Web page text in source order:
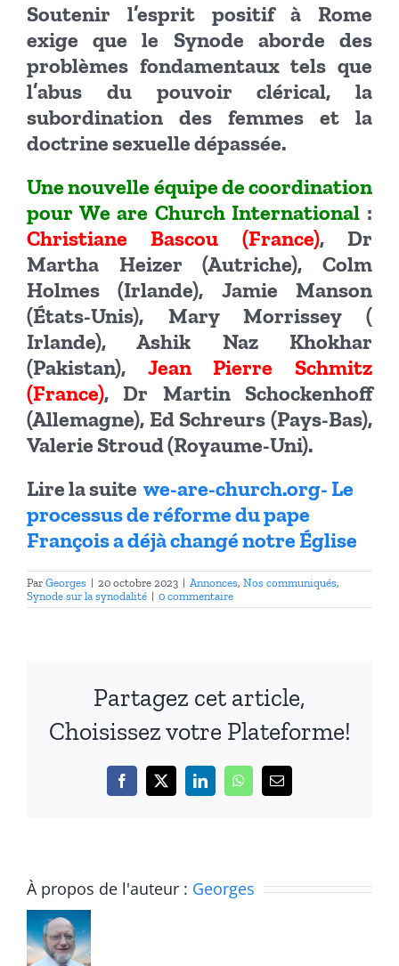
Soutenir l’esprit positif à Rome
exige que le Synode aborde des
problèmes fondamentaux tels que
l’abus du pouvoir clérical, la
subordination des femmes et la
doctrine sexuelle dépassée.
Une nouvelle équipe de coordination
pour We are Church International :
Christiane Bascou (France), Dr
Martha Heizer (Autriche), Colm
Holmes (Irlande), Jamie Manson
(États-Unis), Mary Morrissey (
Irlande), Ashik Naz Khokhar
(Pakistan), Jean Pierre Schmitz
(France), Dr Martin Schockenhoff
(Allemagne), Ed Schreurs (Pays-Bas),
Valerie Stroud (Royaume-Uni).
Lire la suite we-are-church.org- Le
processus de réforme du pape
François a déjà changé notre Église
Par Georges | 20 octobre 2023 | Annonces, Nos communiqués,
Synode sur la synodalité | 0 commentaire
Partagez cet article,
Choisissez votre Plateforme!
Facebook
X LinkedInWhatsApp
Email
À propos de l'auteur : Georges